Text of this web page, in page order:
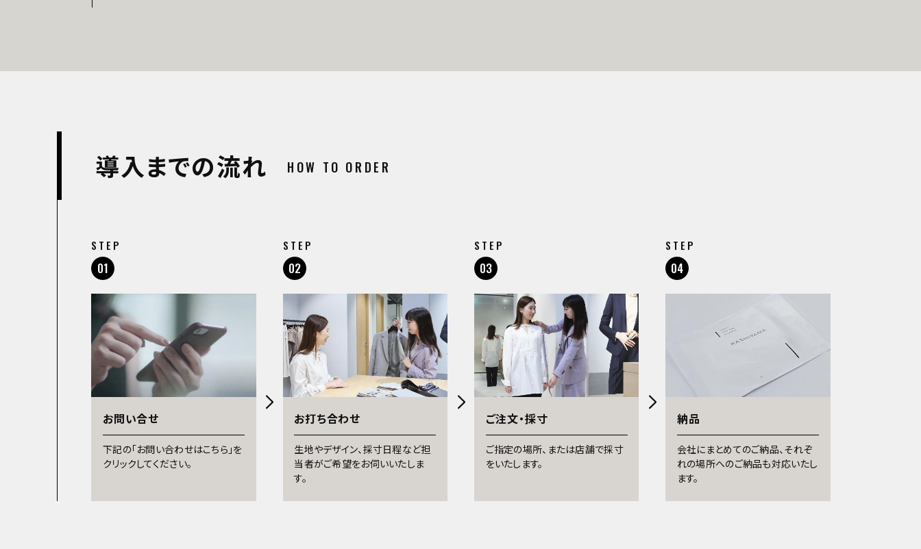
導入までの流れ HOW TO ORDER
STEP
01
お問い合せ
下記の「お問い合わせはこちら」を
クリックしてください。
STEP
02
お打ち合わせ
生地やデザイン、採寸日程など担
当者がご希望をお伺いいたしま
す。
STEP
03
ご注文・採寸
ご指定の場所、または店舗で採寸
をいたします。
STEP
04
納品
会社にまとめてのご納品、それぞ
れの場所へのご納品も対応いたし
ます。